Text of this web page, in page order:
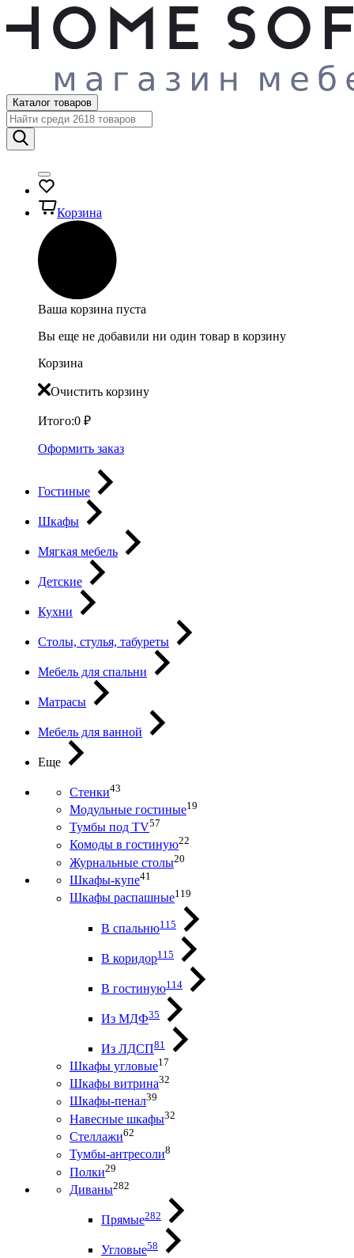
Каталог товаров
Корзина
Ваша корзина пуста
Вы еще не добавили ни один товар в корзину
Корзина
Очистить корзину
Итого:0 ₽
Оформить заказ
Гостиные
Шкафы
Мягкая мебель
Детские
Кухни
Столы, стулья, табуреты
Мебель для спальни
Матрасы
Мебель для ванной
Еще
Стенки43
Модульные гостиные19
Тумбы под ТV57
Комоды в гостиную22
Журнальные столы20
Шкафы-купе41
Шкафы распашные119
В спальню115
В коридор115
В гостиную114
Из МДФ35
Из ЛДСП81
Шкафы угловые17
Шкафы витрина32
Шкафы-пенал39
Навесные шкафы32
Стеллажи62
Тумбы-антресоли8
Полки29
Диваны282
Прямые282
Угловые58